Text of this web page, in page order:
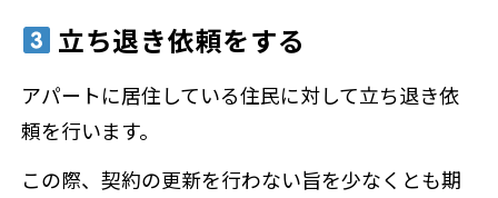
立ち退き依頼をする
アパートに居住している住民に対して立ち退き依
頼を行います。
この際、契約の更新を行わない旨を少なくとも期